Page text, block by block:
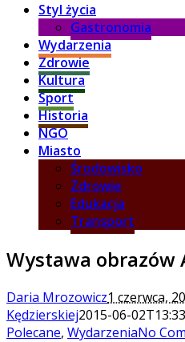
Styl życia
Gastronomia
Wydarzenia
Zdrowie
Kultura
Sport
Historia
NGO
Miasto
Środowisko
Zdrowie
Edukacja
Transport
Wystawa obrazów
Daria Mrozowicz1 czerwca,
Kędzierskiej2015-06-
Polecane, WydarzeniaNo